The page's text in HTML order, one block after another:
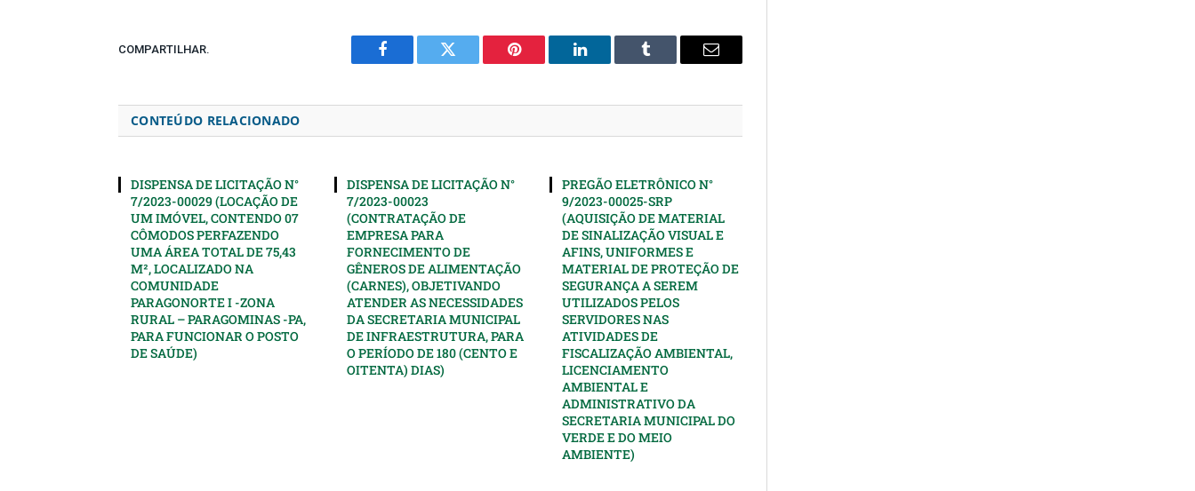
COMPARTILHAR.
Facebook Twitter Pinterest LinkedIn Tumblr Email
CONTEÚDO RELACIONADO
DISPENSA DE LICITAÇÃO N°
7/2023-00029 (LOCAÇÃO DE
UM IMÓVEL, CONTENDO 07
CÔMODOS PERFAZENDO
UMA ÁREA TOTAL DE 75,43
M², LOCALIZADO NA
COMUNIDADE
PARAGONORTE I -ZONA
RURAL – PARAGOMINAS -PA,
PARA FUNCIONAR O POSTO
DE SAÚDE)
DISPENSA DE LICITAÇÃO N°
7/2023-00023
(CONTRATAÇÃO DE
EMPRESA PARA
FORNECIMENTO DE
GÊNEROS DE ALIMENTAÇÃO
(CARNES), OBJETIVANDO
ATENDER AS NECESSIDADES
DA SECRETARIA MUNICIPAL
DE INFRAESTRUTURA, PARA
O PERÍODO DE 180 (CENTO E
OITENTA) DIAS)
PREGÃO ELETRÔNICO N°
9/2023-00025-SRP
(AQUISIÇÃO DE MATERIAL
DE SINALIZAÇÃO VISUAL E
AFINS, UNIFORMES E
MATERIAL DE PROTEÇÃO DE
SEGURANÇA A SEREM
UTILIZADOS PELOS
SERVIDORES NAS
ATIVIDADES DE
FISCALIZAÇÃO AMBIENTAL,
LICENCIAMENTO
AMBIENTAL E
ADMINISTRATIVO DA
SECRETARIA MUNICIPAL DO
VERDE E DO MEIO
AMBIENTE)